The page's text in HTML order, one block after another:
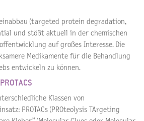
(targeted protein degradation,
und stößt aktuell in der chemischen
auf großes Interesse. Die
Medikamente für die Behandlung
entwickeln zu können.
Klassen von
PROTACs (PROteolysis TArgeting